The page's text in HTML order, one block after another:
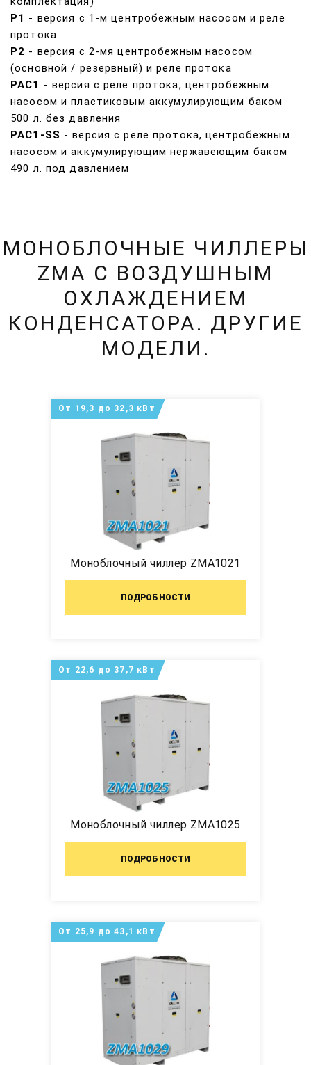
Р1 - версия с 1-м центробежным насосом и реле
протока
Р2 - версия с 2-мя центробежным насосом
(основной / резервный) и реле протока
РАС1 - версия с реле протока, центробежным
насосом и пластиковым аккумулирующим баком
500 л. без давления
РАС1-SS - версия с реле протока, центробежным
насосом и аккумулирующим нержавеющим баком
490 л. под давлением
МОНОБЛОЧНЫЕ ЧИЛЛЕРЫ
ZMA С ВОЗДУШНЫМ
ОХЛАЖДЕНИЕМ
КОНДЕНСАТОРА. ДРУГИЕ
МОДЕЛИ.
Моноблочный чиллер ZMA1021
ПОДРОБНОСТИ
От 19,3 до 32,3 кВт
Моноблочный чиллер ZMA1025
ПОДРОБНОСТИ
От 22,6 до 37,7 кВт
От 25,9 до 43,1 кВт